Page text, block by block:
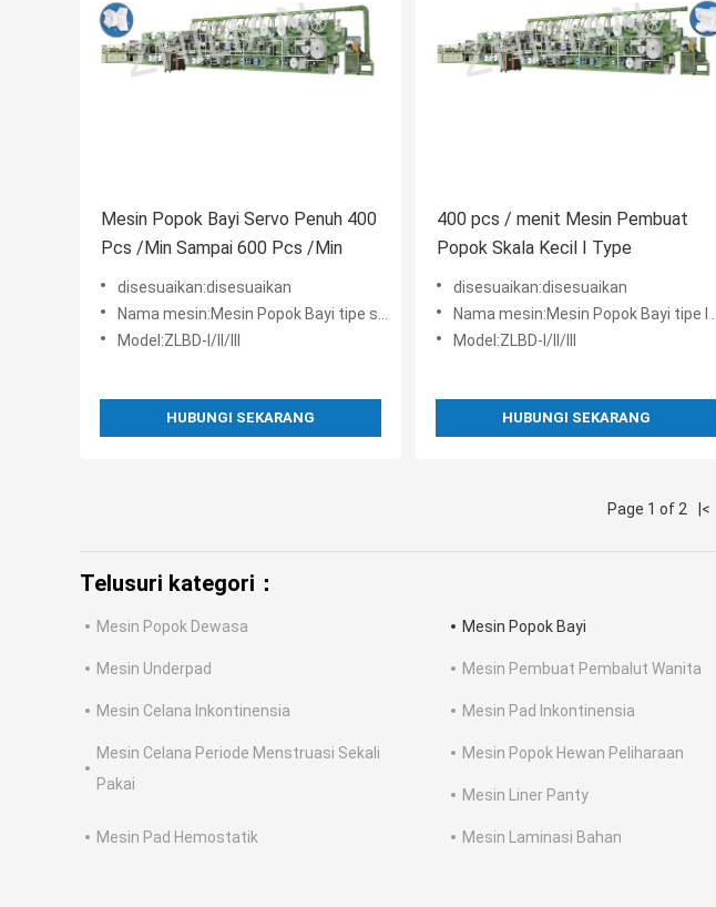
Mesin Popok Bayi Servo Penuh 400
Pcs /Min Sampai 600 Pcs /Min
disesuaikan:disesuaikan
Nama mesin:Mesin Popok Bayi tipe standar ZLBD-III
Model:ZLBD-I/II/III
HUBUNGI SEKARANG
400 pcs / menit Mesin Pembuat
Popok Skala Kecil I Type
disesuaikan:disesuaikan
Nama mesin:Mesin Popok Bayi tipe I klasik ZLBD-III
Model:ZLBD-I/II/III
HUBUNGI SEKARANG
Page 1 of 2 |<
Telusuri kategori：
Mesin Popok Dewasa Mesin Popok Bayi
Mesin Underpad Mesin Pembuat Pembalut Wanita
Mesin Celana Inkontinensia Mesin Pad Inkontinensia
Mesin Celana Periode Menstruasi Sekali
Pakai
Mesin Popok Hewan Peliharaan
Mesin Liner Panty
Mesin Pad Hemostatik Mesin Laminasi Bahan